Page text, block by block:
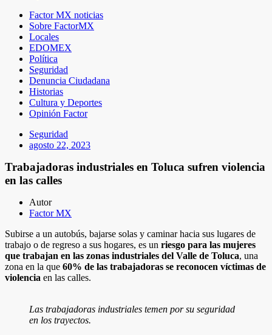
Factor MX noticias
Sobre FactorMX
Locales
EDOMEX
Política
Seguridad
Denuncia Ciudadana
Historias
Cultura y Deportes
Opinión Factor
Seguridad
agosto 22, 2023
Trabajadoras industriales en Toluca sufren violencia
en las calles
Autor
Factor MX
Subirse a un autobús, bajarse solas y caminar hacia sus lugares de
trabajo o de regreso a sus hogares, es un riesgo para las mujeres
que trabajan en las zonas industriales del Valle de Toluca, una
zona en la que 60% de las trabajadoras se reconocen víctimas de
violencia en las calles.
Las trabajadoras industriales temen por su seguridad
en los trayectos.